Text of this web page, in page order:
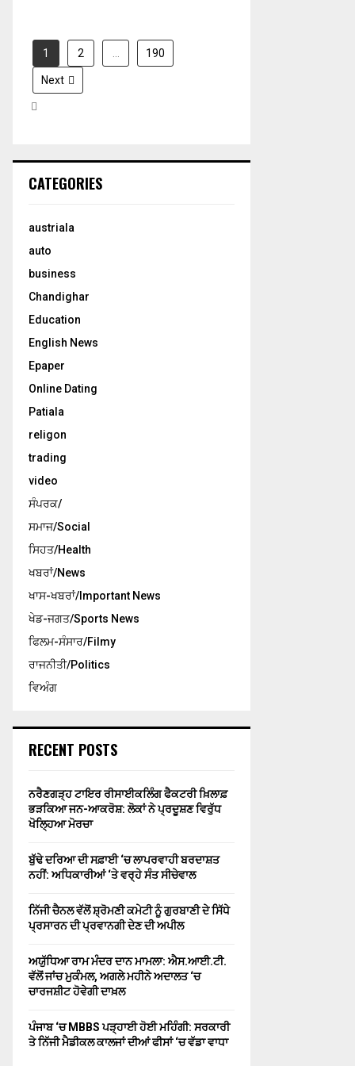
1 2 190
Next
CATEGORIES
austriala
auto
business
Chandighar
Education
English News
Epaper
Online Dating
Patiala
religon
trading
video
ਸੰਪਰਕ/
ਸਮਾਜ/Social
ਸਿਹਤ/Health
ਖਬਰਾਂ/News
ਖਾਸ-ਖਬਰਾਂ/Important News
ਖੇਡ-ਜਗਤ/Sports News
ਫਿਲਮ-ਸੰਸਾਰ/Filmy
ਰਾਜਨੀਤੀ/Politics
ਵਿਅੰਗ
RECENT POSTS
ਨਰੈਣਗੜ੍ਹ ਟਾਇਰ ਰੀਸਾਈਕਲਿੰਗ ਫੈਕਟਰੀ ਖ਼ਿਲਾਫ਼
ਭੜਕਿਆ ਜਨ-ਆਕਰੋਸ਼: ਲੋਕਾਂ ਨੇ ਪ੍ਰਦੂਸ਼ਣ ਵਿਰੁੱਧ
ਖੋਲ੍ਹਿਆ ਮੋਰਚਾ
ਬੁੱਢੇ ਦਰਿਆ ਦੀ ਸਫ਼ਾਈ ‘ਚ ਲਾਪਰਵਾਹੀ ਬਰਦਾਸ਼ਤ
ਨਹੀਂ: ਅਧਿਕਾਰੀਆਂ ‘ਤੇ ਵਰ੍ਹੇ ਸੰਤ ਸੀਚੇਵਾਲ
ਨਿੱਜੀ ਚੈਨਲ ਵੱਲੋਂ ਸ਼੍ਰੋਮਣੀ ਕਮੇਟੀ ਨੂੰ ਗੁਰਬਾਣੀ ਦੇ ਸਿੱਧੇ
ਪ੍ਰਸਾਰਨ ਦੀ ਪ੍ਰਵਾਨਗੀ ਦੇਣ ਦੀ ਅਪੀਲ
ਅਯੁੱਧਿਆ ਰਾਮ ਮੰਦਰ ਦਾਨ ਮਾਮਲਾ: ਐਸ.ਆਈ.ਟੀ.
ਵੱਲੋਂ ਜਾਂਚ ਮੁਕੰਮਲ, ਅਗਲੇ ਮਹੀਨੇ ਅਦਾਲਤ ‘ਚ
ਚਾਰਜਸ਼ੀਟ ਹੋਵੇਗੀ ਦਾਖ਼ਲ
ਪੰਜਾਬ ‘ਚ MBBS ਪੜ੍ਹਾਈ ਹੋਈ ਮਹਿੰਗੀ: ਸਰਕਾਰੀ
ਤੇ ਨਿੱਜੀ ਮੈਡੀਕਲ ਕਾਲਜਾਂ ਦੀਆਂ ਫੀਸਾਂ ‘ਚ ਵੱਡਾ ਵਾਧਾ